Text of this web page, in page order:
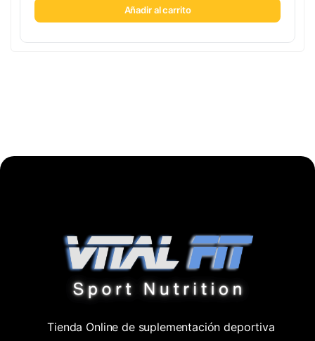
Añadir al carrito
Tienda Online de suplementación deportiva